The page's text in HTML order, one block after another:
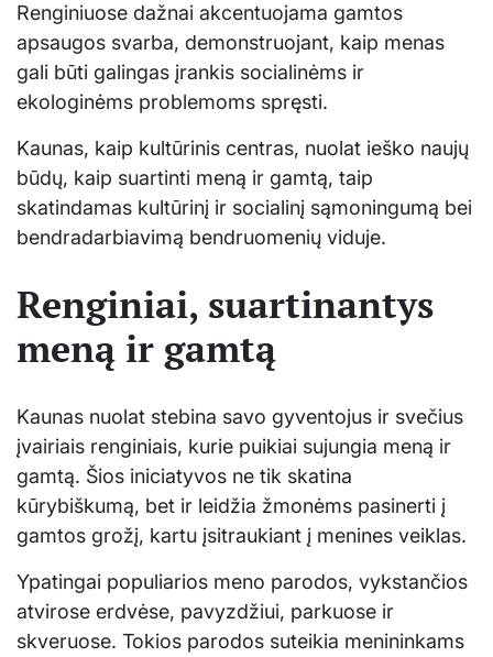
Renginiuose dažnai akcentuojama gamtos
apsaugos svarba, demonstruojant, kaip menas
gali būti galingas įrankis socialinėms ir
ekologinėms problemoms spręsti.
Kaunas, kaip kultūrinis centras, nuolat ieško naujų
būdų, kaip suartinti meną ir gamtą, taip
skatindamas kultūrinį ir socialinį sąmoningumą bei
bendradarbiavimą bendruomenių viduje.
Renginiai, suartinantys
meną ir gamtą
Kaunas nuolat stebina savo gyventojus ir svečius
įvairiais renginiais, kurie puikiai sujungia meną ir
gamtą. Šios iniciatyvos ne tik skatina
kūrybiškumą, bet ir leidžia žmonėms pasinerti į
gamtos grožį, kartu įsitraukiant į menines veiklas.
Ypatingai populiarios meno parodos, vykstančios
atvirose erdvėse, pavyzdžiui, parkuose ir
skveruose. Tokios parodos suteikia menininkams